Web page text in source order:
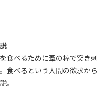
食べるために葦の棒で突き刺
食べるという人間の欲求から
。